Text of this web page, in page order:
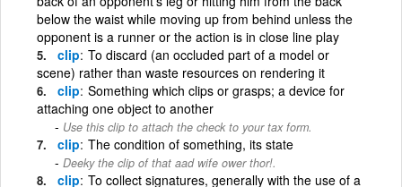
below the waist while moving up from behind unless the
opponent is a runner or the action is in close line play
clip To discard (an occluded part of a model or
scene) rather than waste resources on rendering it
clip Something which clips or grasps; a device for
attaching one object to another
Use this clip to attach the check to your tax form.
clip The condition of something, its state
Deeky the clip of that aad wife ower thor!.
clip To collect signatures, generally with the use of a